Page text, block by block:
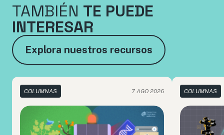
TAMBIÉN TE PUEDE
INTERESAR
Explora nuestros recursos
COLUMNAS 7 AGO 2026 COLUMNAS